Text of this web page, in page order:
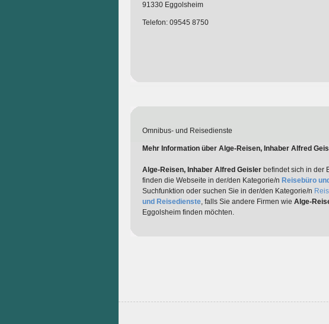
91330 Eggolsheim
Telefon: 09545 8750
Omnibus- und Reisedienste
Mehr Information über Alge-Reisen, Inhaber Alfred
Alge-Reisen, Inhaber Alfred Geislerbefindet sich in der
finden die Webseite in der/den Kategorie/n Reisebüro
Suchfunktion oder suchen Sie in der/den Kategorie/n
und Reisedienste, falls Sie andere Firmen wie Alge-
Eggolsheim finden möchten.